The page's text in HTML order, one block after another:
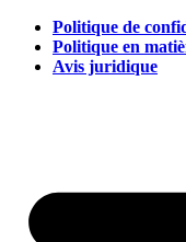
Politique de
Politique en
Avis juridique